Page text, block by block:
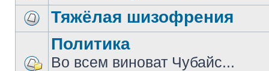
Тяжёлая шизофрения
Политика
Во всем виноват Чубайс...